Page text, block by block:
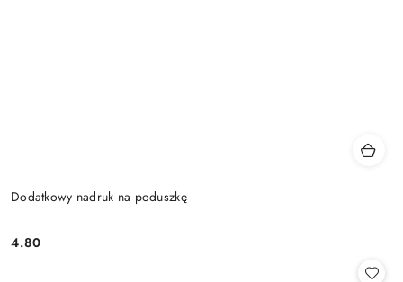
Dodatkowy nadruk na poduszkę
Cena:
4.80